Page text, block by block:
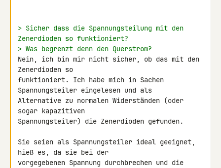
> Sicher dass die Spannungsteilung mit den
Zenerdioden so funktioniert?
> Was begrenzt denn den Querstrom?
Nein, ich bin mir nicht sicher, ob das mit den
Zenerdioden so
funktioniert. Ich habe mich in Sachen
Spannungsteiler eingelesen und als
Alternative zu normalen Widerständen (oder
sogar kapazitiven
Spannungsteiler) die Zenerdioden gefunden.
Sie seien als Spannungsteiler ideal geeignet,
hieß es, da sie bei der
vorgegebenen Spannung durchbrechen und die